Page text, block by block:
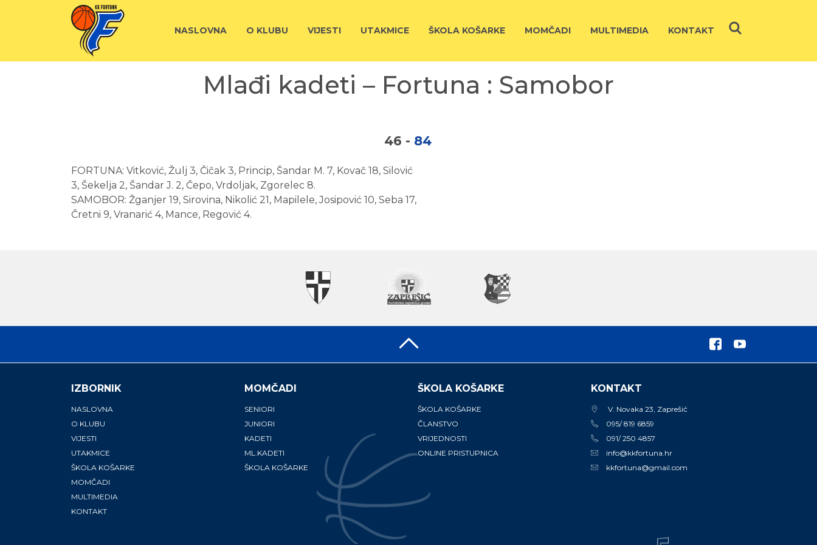
NASLOVNA O KLUBU VIJESTI UTAKMICE ŠKOLA KOŠARKE MOMČADI MULTIMEDIA KONTAKT
Mlađi kadeti – Fortuna : Samobor
46 - 84
FORTUNA: Vitković, Žulj 3, Čičak 3, Princip, Šandar M. 7, Kovač 18, Silović
3, Šekelja 2, Šandar J. 2, Čepo, Vrdoljak, Zgorelec 8.
SAMOBOR: Žganjer 19, Sirovina, Nikolić 21, Mapilele, Josipović 10, Seba 17,
Čretni 9, Vranarić 4, Mance, Regović 4.
IZBORNIK
NASLOVNA
O KLUBU
VIJESTI
UTAKMICE
ŠKOLA KOŠARKE
MOMČADI
MULTIMEDIA
KONTAKT
MOMČADI
SENIORI
JUNIORI
KADETI
ML.KADETI
ŠKOLA KOŠARKE
ŠKOLA KOŠARKE
ŠKOLA KOŠARKE
ČLANSTVO
VRIJEDNOSTI
ONLINE PRISTUPNICA
KONTAKT
V. Novaka 23, Zaprešić
095/ 819 6859
091/ 250 4857
info@kkfortuna.hr
kkfortuna@gmail.com